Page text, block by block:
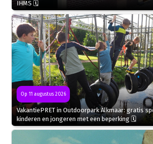
IHMS 🗓
Op 11 augustus 2026
VakantiePRET in Outdoorpark Alkmaar: gratis
kinderen en jongeren met een beperking 🗓